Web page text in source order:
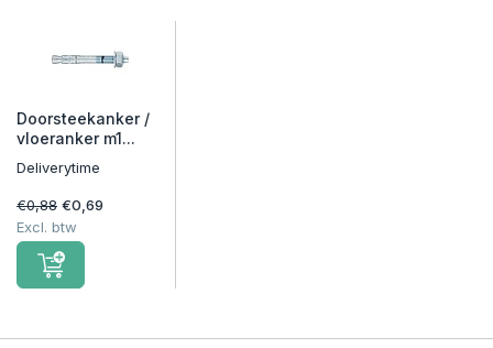
Doorsteekanker /
vloeranker m1...
Deliverytime
€0,88 €0,69
Excl. btw